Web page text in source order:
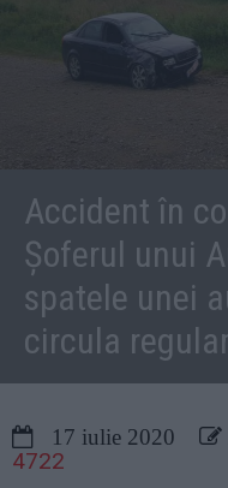
Accident în
Șoferul unui
spatele unei
circula
17 iulie 2020
4722